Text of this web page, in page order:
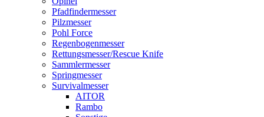
Pfadfindermesser
Pilzmesser
Pohl Force
Regenbogenmesser
Rettungsmesser/Rescue Knife
Sammlermesser
Springmesser
Survivalmesser
AITOR
Rambo